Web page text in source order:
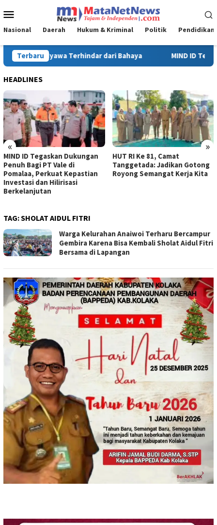
ke
Mobile
Nasional Daerah Hukum & Kriminal Politik Pendidikan
Terbaru
ID Tegaskan Dukungan Penuh Bagi PT Vale di Pomalaa,
HEADLINES
« »
Tegaskan Dukungan
PT Vale di
Perkuat Kepastian
dan Hilirisasi
HUT RI Ke 81, Camat
Tanggetada: Jadikan Gotong
Royong Semangat Kerja Kita
Ke-
TAG:SHOLAT AIDUL FITRI
Warga Kelurahan Anaiwoi Terharu Bercampur
Gembira Karena Bisa Kembali Sholat Aidul Fitri
Bersama di Lapangan